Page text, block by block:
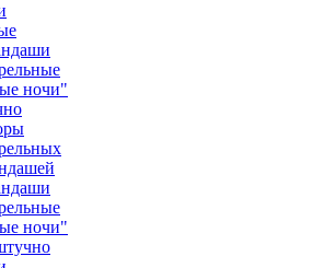
ночи"
ночи"